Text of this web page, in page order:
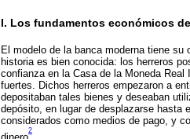
I. Los fundamentos económicos
El modelo de la banca moderna tiene su
historia es bien conocida: los herreros
confianza en la Casa de la Moneda
fuertes. Dichos herreros empezaron a
depositaban tales bienes y deseaban
depósito, en lugar de desplazarse hasta
considerados como medios de pago, y
2